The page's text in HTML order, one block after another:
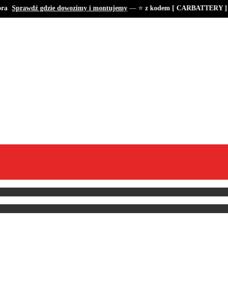
Sprawdź gdzie dowozimy i montujemy— ⭐ z kodem [ CARBATTERY ]